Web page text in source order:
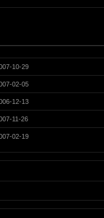
10-29
02-05
12-13
11-26
02-19